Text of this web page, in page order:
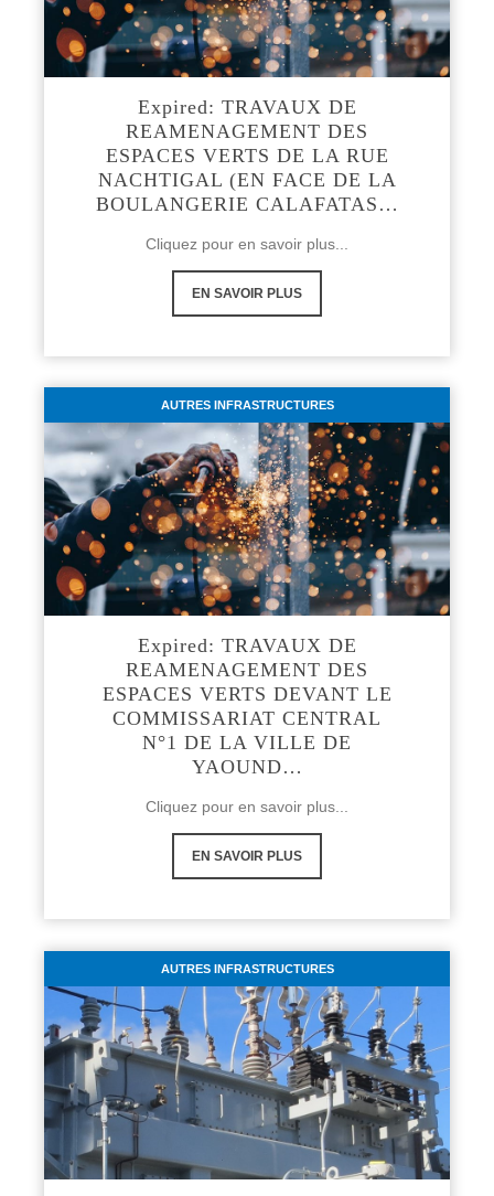
Expired: TRAVAUX DE
REAMENAGEMENT DES
ESPACES VERTS DE LA RUE
NACHTIGAL (EN FACE DE LA
BOULANGERIE CALAFATAS…
Cliquez pour en savoir plus...
EN SAVOIR PLUS
AUTRES INFRASTRUCTURES
Expired: TRAVAUX DE
REAMENAGEMENT DES
ESPACES VERTS DEVANT LE
COMMISSARIAT CENTRAL
N°1 DE LA VILLE DE
YAOUND…
Cliquez pour en savoir plus...
EN SAVOIR PLUS
AUTRES INFRASTRUCTURES